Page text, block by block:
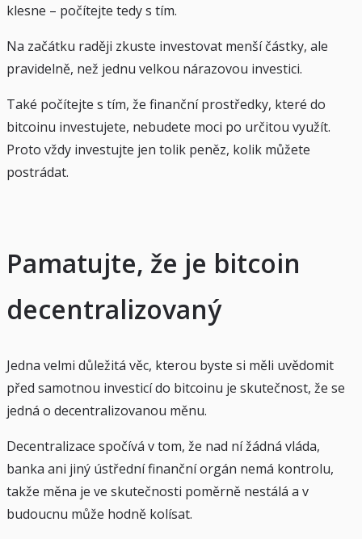
klesne – počítejte tedy s tím.
Na začátku raději zkuste investovat menší částky, ale
pravidelně, než jednu velkou nárazovou investici.
Také počítejte s tím, že finanční prostředky, které do
bitcoinu investujete, nebudete moci po určitou využít.
Proto vždy investujte jen tolik peněz, kolik můžete
postrádat.
Pamatujte, že je bitcoin
decentralizovaný
Jedna velmi důležitá věc, kterou byste si měli uvědomit
před samotnou investicí do bitcoinu je skutečnost, že se
jedná o decentralizovanou měnu.
Decentralizace spočívá v tom, že nad ní žádná vláda,
banka ani jiný ústřední finanční orgán nemá kontrolu,
takže měna je ve skutečnosti poměrně nestálá a v
budoucnu může hodně kolísat.